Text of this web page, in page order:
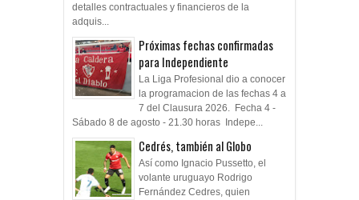
detalles contractuales y financieros de la
adquis...
Próximas fechas confirmadas
para Independiente
La Liga Profesional dio a conocer
la programacion de las fechas 4 a
7 del Clausura 2026. Fecha 4 -
Sábado 8 de agosto - 21.30 horas Indepe...
Cedrés, también al Globo
Así como Ignacio Pussetto, el
volante uruguayo Rodrigo
Fernández Cedres, quien